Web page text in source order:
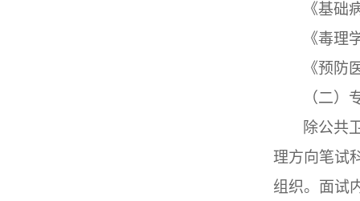
《基础
《毒理
《预防
（二）
除公共
理方向笔试
组织。面试